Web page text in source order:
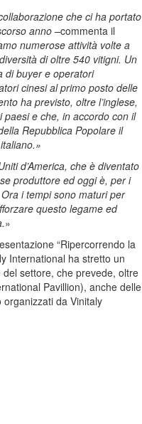
che ci ha portato
anno –commenta il
numerose attività volte a
di oltre 540 vitigni. Un
di buyer e operatori
cinesi al primo posto delle
ha previsto, oltre l’inglese,
paesi e che, in accordo con il
Repubblica Popolare il
d’America, che è diventato
produttore ed oggi è, per i
i tempi sono maturi per
questo legame ed
»
“Ripercorrendo la
International ha stretto un
settore, che prevede, oltre
Pavillion), anche delle
da Vinitaly